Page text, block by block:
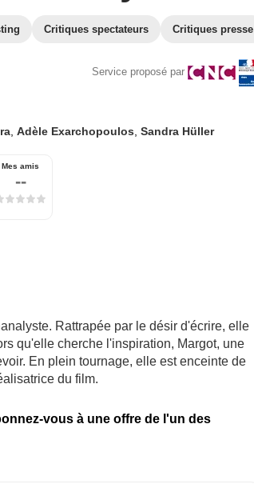
Critiques spectateurs Critiques presse
Service proposé par
, Adèle Exarchopoulos Sandra Hüller
Mes amis
--
Rattrapée par le désir d'écrire, elle
qu'elle cherche l'inspiration, Margot, une
En plein tournage, elle est enceinte de
du film.
vous à une offre de l'un des